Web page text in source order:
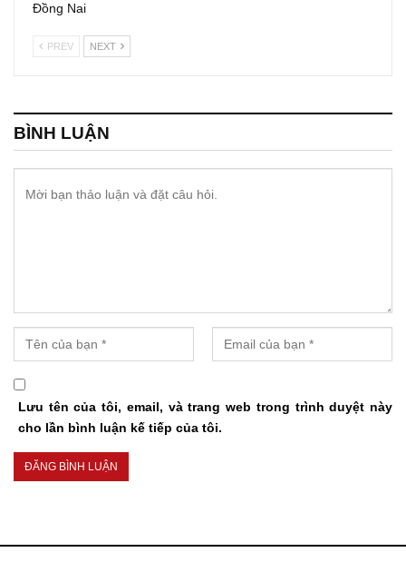
Đồng Nai
PREV NEXT
BÌNH LUẬN
Lưu tên của tôi, email, và trang web trong trình duyệt này
cho lần bình luận kế tiếp của tôi.